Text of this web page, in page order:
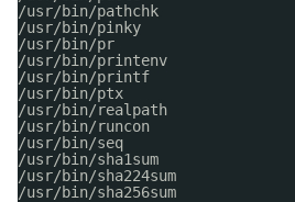
/usr/bin/pathchk
/usr/bin/pinky
/usr/bin/pr
/usr/bin/printenv
/usr/bin/printf
/usr/bin/ptx
/usr/bin/realpath
/usr/bin/runcon
/usr/bin/seq
/usr/bin/sha1sum
/usr/bin/sha224sum
/usr/bin/sha256sum